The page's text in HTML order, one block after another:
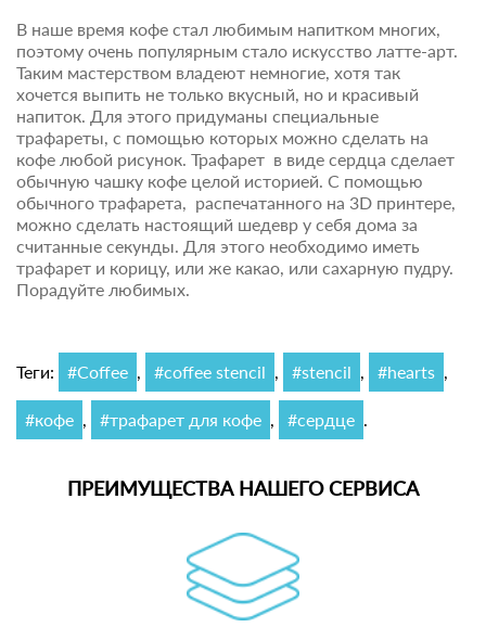
В наше время кофе стал любимым напитком многих,
поэтому очень популярным стало искусство латте-арт.
Таким мастерством владеют немногие, хотя так
хочется выпить не только вкусный, но и красивый
напиток. Для этого придуманы специальные
трафареты, с помощью которых можно сделать на
кофе любой рисунок. Трафарет в виде сердца сделает
обычную чашку кофе целой историей. С помощью
обычного трафарета, распечатанного на 3D принтере,
можно сделать настоящий шедевр у себя дома за
считанные секунды. Для этого необходимо иметь
трафарет и корицу, или же какао, или сахарную пудру.
Порадуйте любимых.
Теги: #Coffee , #coffee stencil , #stencil , #hearts ,
#кофе , #трафарет для кофе , #сердце .
ПРЕИМУЩЕСТВА НАШЕГО СЕРВИСА